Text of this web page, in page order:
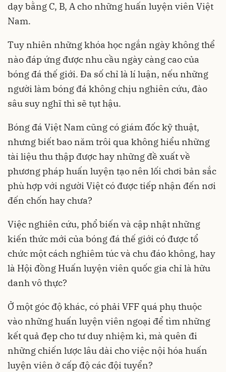
dạy bằng C, B, A cho những huấn luyện viên Việt
Nam.
Tuy nhiên những khóa học ngắn ngày không thể
nào đáp ứng được nhu cầu ngày càng cao của
bóng đá thế giới. Đa số chỉ là lí luận, nếu những
người làm bóng đá không chịu nghiên cứu, đào
sâu suy nghĩ thì sẽ tụt hậu.
Bóng đá Việt Nam cũng có giám đốc kỹ thuật,
nhưng biết bao năm trôi qua không hiểu những
tài liệu thu thập được hay những đề xuất về
phương pháp huấn luyện tạo nên lối chơi bản sắc
phù hợp với người Việt có được tiếp nhận đến nơi
đến chốn hay chưa?
Việc nghiên cứu, phổ biến và cập nhật những
kiến thức mới của bóng đá thế giới có được tổ
chức một cách nghiêm túc và chu đáo không, hay
là Hội đồng Huấn luyện viên quốc gia chỉ là hữu
danh vô thực?
Ở một góc độ khác, có phải VFF quá phụ thuộc
vào những huấn luyện viên ngoại để tìm những
kết quả đẹp cho tư duy nhiệm kì, mà quên đi
những chiến lược lâu dài cho việc nội hóa huấn
luyện viên ở cấp độ các đội tuyển?